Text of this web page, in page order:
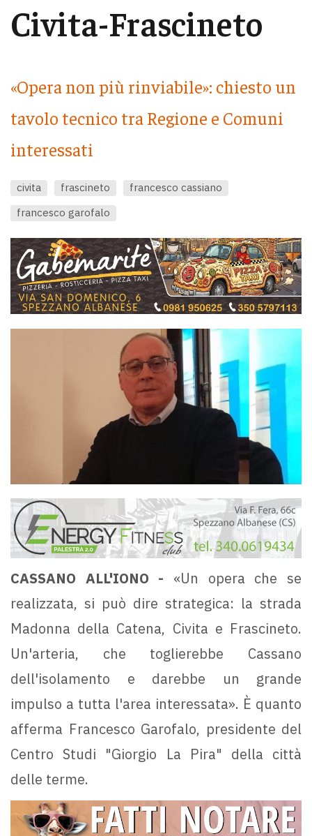
Civita-Frascineto
«Opera non più rinviabile»: chiesto un
tavolo tecnico tra Regione e Comuni
interessati
civita frascineto
francesco cassiano
francesco garofalo
CASSANO ALL'IONO - «Un opera che se
realizzata, si può dire strategica: la strada
Madonna della Catena, Civita e Frascineto.
Un'arteria, che toglierebbe Cassano
dell'isolamento e darebbe un grande
impulso a tutta l'area interessata». È quanto
afferma Francesco Garofalo, presidente del
Centro Studi "Giorgio La Pira" della città
delle terme.